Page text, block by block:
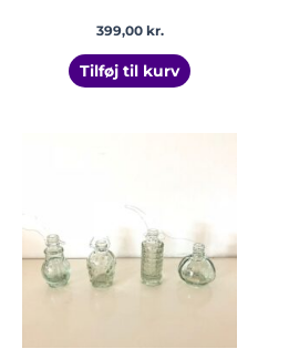
399,00 kr.
Tilføj til kurv